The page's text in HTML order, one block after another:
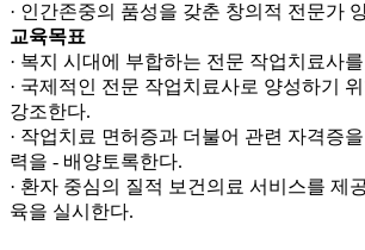
· 인간존중의 품성을 갖춘 창의적 전문가
교육목표
· 복지 시대에 부합하는 전문 작업치료사
· 국제적인 전문 작업치료사로 양성하기
강조한다.
· 작업치료 면허증과 더불어 관련 자격증
력을 - 배양토록한다.
· 환자 중심의 질적 보건의료 서비스를 제
육을 실시한다.